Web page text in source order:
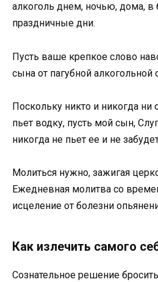
алкоголь днем, ночью, дома, в
праздничные дни.
Пусть ваше крепкое слово
сына от пагубной алкогольной
Поскольку никто и никогда ни
пьет водку, пусть мой сын,
никогда не пьет ее и не
Молиться нужно, зажигая
Ежедневная молитва со
исцеление от болезни
Как излечить самого
Сознательное решение